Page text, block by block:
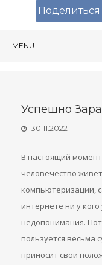
MENU
Успешно
30.11.2022
В настоящий
человечество
компьютеризации,
интернете ни у
недопонимания.
пользуется весьма
приносит свои
Поделиться